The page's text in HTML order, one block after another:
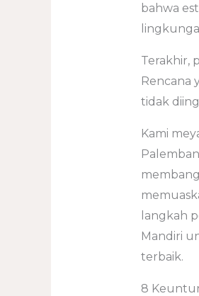
bahwa
Terakhir,
Rencana
tidak
Kami
langkah
Mandiri
terbaik.
8